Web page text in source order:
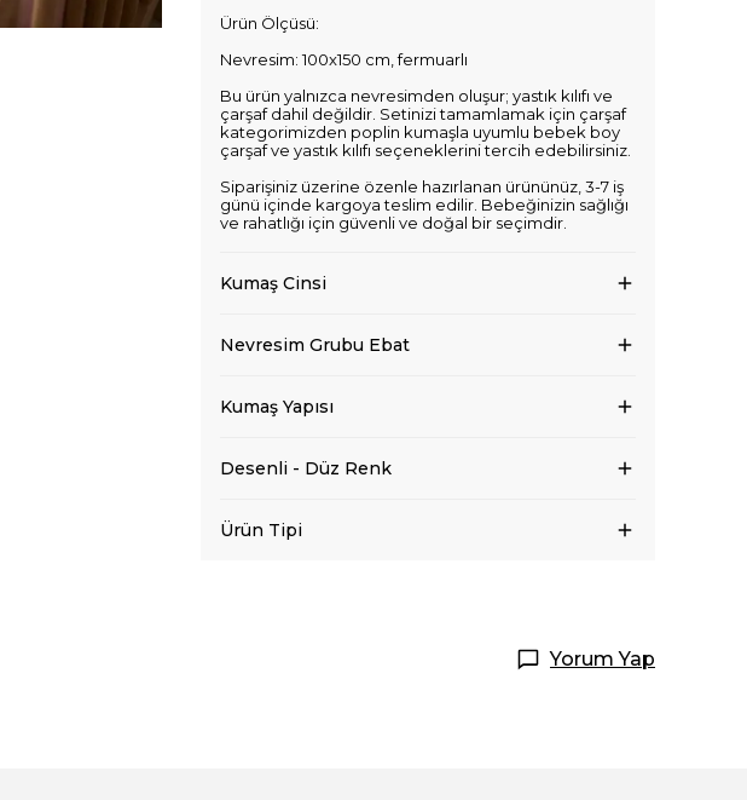
Ürün Ölçüsü:
Nevresim: 100x150 cm, fermuarlı
Bu ürün yalnızca nevresimden oluşur; yastık kılıfı ve
çarşaf dahil değildir. Setinizi tamamlamak için çarşaf
kategorimizden poplin kumaşla uyumlu bebek boy
çarşaf ve yastık kılıfı seçeneklerini tercih edebilirsiniz.
Siparişiniz üzerine özenle hazırlanan ürününüz, 3-7 iş
günü içinde kargoya teslim edilir. Bebeğinizin sağlığı
ve rahatlığı için güvenli ve doğal bir seçimdir.
Kumaş Cinsi
Nevresim Grubu Ebat
Kumaş Yapısı
Desenli - Düz Renk
Ürün Tipi
Yorum Yap